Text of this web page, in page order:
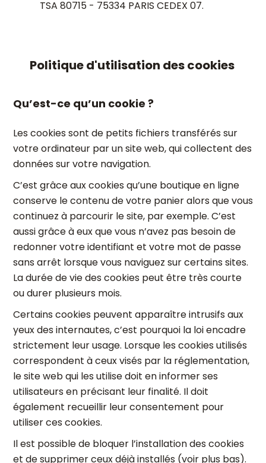
TSA 80715 - 75334 PARIS CEDEX 07.
Politique d'utilisation des cookies
Qu’est-ce qu’un cookie ?
Les cookies sont de petits fichiers transférés sur
votre ordinateur par un site web, qui collectent des
données sur votre navigation.
C’est grâce aux cookies qu’une boutique en ligne
conserve le contenu de votre panier alors que vous
continuez à parcourir le site, par exemple. C’est
aussi grâce à eux que vous n’avez pas besoin de
redonner votre identifiant et votre mot de passe
sans arrêt lorsque vous naviguez sur certains sites.
La durée de vie des cookies peut être très courte
ou durer plusieurs mois.
Certains cookies peuvent apparaître intrusifs aux
yeux des internautes, c’est pourquoi la loi encadre
strictement leur usage. Lorsque les cookies utilisés
correspondent à ceux visés par la réglementation,
le site web qui les utilise doit en informer ses
utilisateurs en précisant leur finalité. Il doit
également recueillir leur consentement pour
utiliser ces cookies.
Il est possible de bloquer l’installation des cookies
et de supprimer ceux déjà installés (voir plus bas).